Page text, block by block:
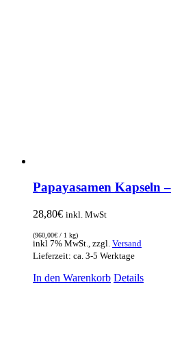
Papayasamen Kapseln
28,80€ inkl. MwSt
(960,00€ / 1 kg)
inkl 7% MwSt., zzgl. Versand
Lieferzeit: ca. 3-5 Werktage
In den Warenkorb Details